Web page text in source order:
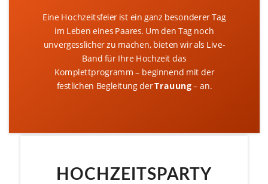
Eine Hochzeitsfeier ist ein ganz besonderer Tag
im Leben eines Paares. Um den Tag noch
unvergesslicher zu machen, bieten wir als Live-
Band für Ihre Hochzeit das
Komplettprogramm – beginnend mit der
festlichen Begleitung derTrauung– an.
HOCHZEITSPARTY